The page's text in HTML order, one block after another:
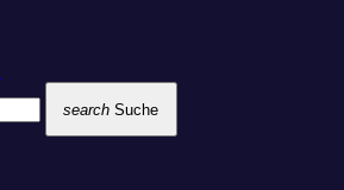
search Suche